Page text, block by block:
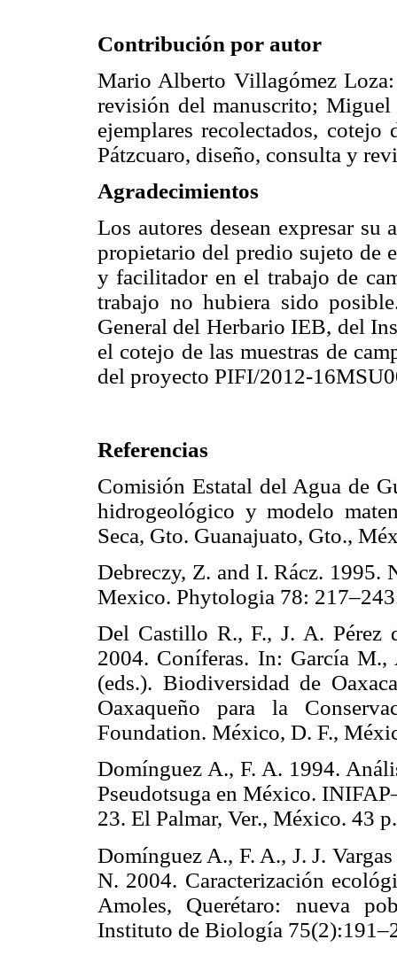
Contribución por autor
Mario Alberto Villagómez
revisión del manuscrito;
ejemplares recolectados,
Pátzcuaro, diseño, consulta y
Agradecimientos
Los autores desean expresar
propietario del predio sujeto de
y facilitador en el trabajo de
trabajo no hubiera sido
General del Herbario IEB, del
el cotejo de las muestras de
del proyecto PIFI/2012-
Referencias
Comisión Estatal del Agua de
hidrogeológico y modelo
Seca, Gto. Guanajuato, Gto.,
Debreczy, Z. and I. Rácz. 1995.
Mexico. Phytologia 78:
Del Castillo R., F., J. A. Pérez
2004. Coníferas. In: García
(eds.). Biodiversidad de
Oaxaqueño para la
Foundation. México, D. F.,
Domínguez A., F. A. 1994.
Pseudotsuga en México.
23. El Palmar, Ver., México.
Domínguez A., F. A., J. J.
N. 2004. Caracterización
Amoles, Querétaro: nueva
Instituto de Biología